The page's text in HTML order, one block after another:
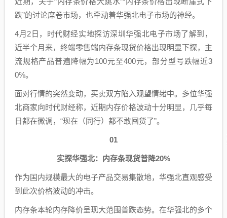
跌”的讨论席卷市场，也牵动着华强北电子市场的神经。
4月2日，时代财经实地探访深圳华强北电子市场了解到，
近半个月来，终端零售端内存条现货价格出现明显下探，主
流规格产品普遍降幅为100元至400元，部分型号跌幅近3
0%。
面对行情的突然变动，买卖双方陷入观望情绪中。多位华强
北商家向时代财经称，近期内存价格波动十分明显，几乎每
日都在微调，“现在（同行）都不敢囤货了”。
01
实探华强北：内存条现货普降20%
作为国内规模最大的电子产品交易集散地，华强北直观感受
到此次价格波动的冲击。
内存条本轮内存降价呈现大范围普跌态势。在华强北的多个